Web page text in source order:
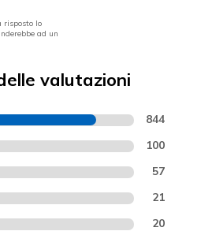
risposto lo
ad un
valutazioni
844
100
57
21
20